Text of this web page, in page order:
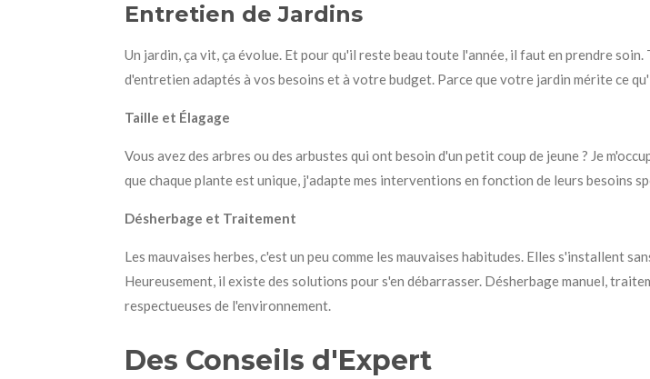
Entretien de Jardins
Un jardin, ça vit, ça évolue. Et pour qu'il reste beau toute l'année, il faut en prendre
d'entretien adaptés à vos besoins et à votre budget. Parce que votre jardin mérite ce
Taille et Élagage
Vous avez des arbres ou des arbustes qui ont besoin d'un petit coup de jeune ? Je
que chaque plante est unique, j'adapte mes interventions en fonction de leurs besoins
Désherbage et Traitement
Les mauvaises herbes, c'est un peu comme les mauvaises habitudes. Elles s'installent
Heureusement, il existe des solutions pour s'en débarrasser. Désherbage manuel,
respectueuses de l'environnement.
Des Conseils d'Expert